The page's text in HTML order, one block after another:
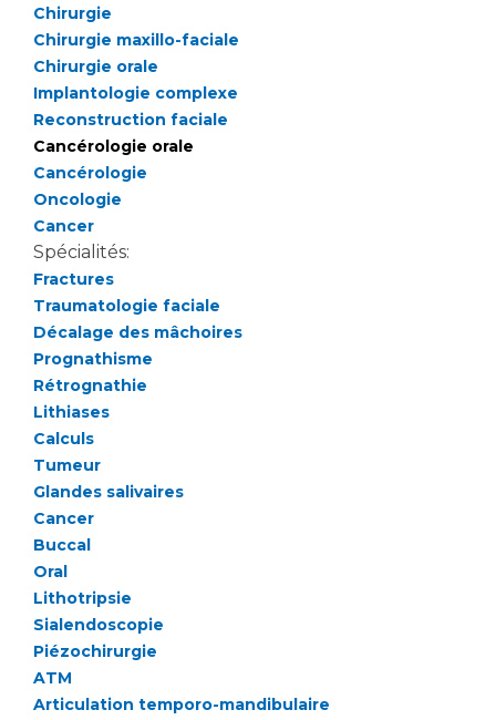
Qualité
Nos indicateurs qualité et de sécurité des soins
Protection des données
Sécurité
Les recherches en santé à l’AP-HM
Lieu de santé sans tabac
Liste des marchés conclus
Documents utiles
Chirurgie
Chirurgie maxillo-faciale
Chirurgie orale
Implantologie complexe
Reconstruction faciale
Cancérologie orale
Cancérologie
Oncologie
Cancer
Spécialités:
Fractures
Traumatologie faciale
Décalage des mâchoires
Prognathisme
Rétrognathie
Lithiases
Calculs
Tumeur
Glandes salivaires
Cancer
Buccal
Oral
Lithotripsie
Sialendoscopie
Piézochirurgie
ATM
Articulation temporo-mandibulaire